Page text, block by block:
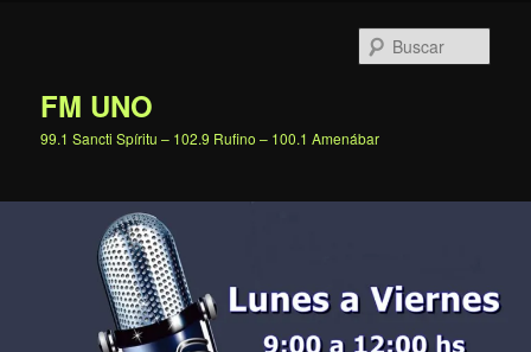
FM UNO
99.1 Sancti Spíritu – 102.9 Rufino – 100.1 Amenábar